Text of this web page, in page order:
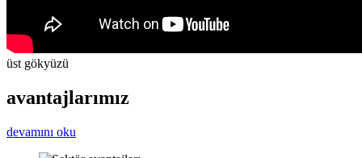
üst gökyüzü
avantajlarımız
devamını oku